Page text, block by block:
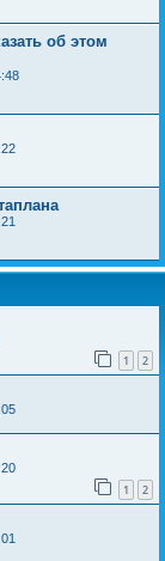
об этом
1 2
1 2